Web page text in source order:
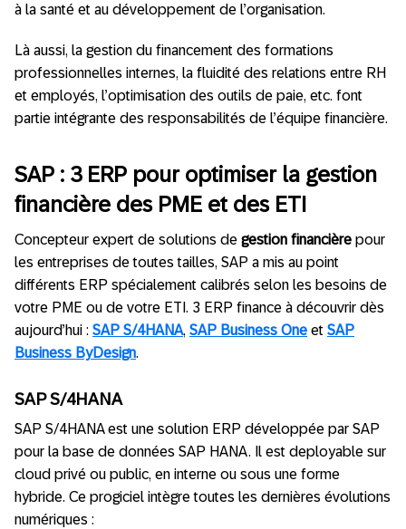
à la santé et au développement de l’organisation.
Là aussi, la gestion du financement des formations
professionnelles internes, la fluidité des relations entre RH
et employés, l’optimisation des outils de paie, etc. font
partie intégrante des responsabilités de l’équipe financière.
SAP : 3 ERP pour optimiser la gestion
financière des PME et des ETI
Concepteur expert de solutions de gestion financière pour
les entreprises de toutes tailles, SAP a mis au point
différents ERP spécialement calibrés selon les besoins de
votre PME ou de votre ETI. 3 ERP finance à découvrir dès
aujourd’hui : SAP S/4HANA, SAP Business One et SAP
Business ByDesign.
SAP S/4HANA
SAP S/4HANA est une solution ERP développée par SAP
pour la base de données SAP HANA. Il est deployable sur
cloud privé ou public, en interne ou sous une forme
hybride. Ce progiciel intègre toutes les dernières évolutions
numériques :